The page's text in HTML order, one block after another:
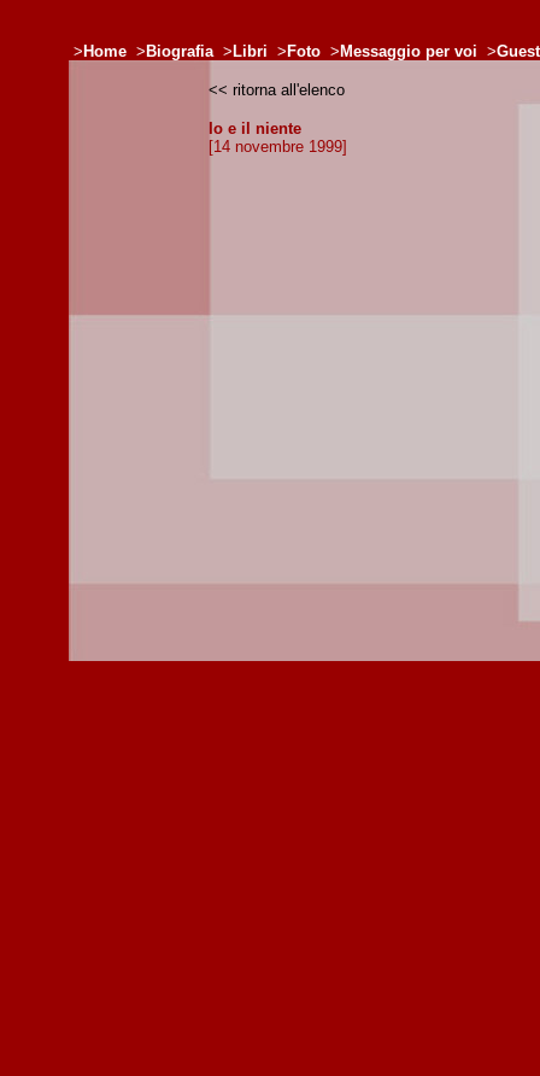
> Home > Biografia> Libri > Foto > Messaggio per voi >
<< ritorna all'elenco
Io e il niente
[14 novembre 1999]